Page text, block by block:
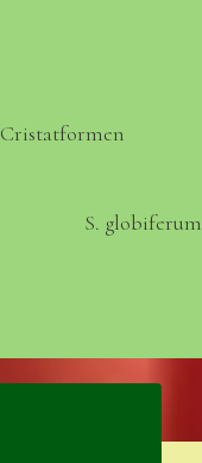
Cristatformen
S. globiferum